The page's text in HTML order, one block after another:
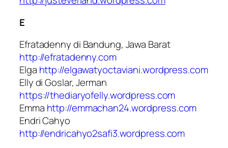
E
Efratadenny di Bandung, Jawa Barat
http://efratadenny.com
Elga http://elgawatyoctaviani.wordpress.com
Elly di Goslar, Jerman
https://thediaryofelly.wordpress.com
Emma http://emmachan24.wordpress.com
Endri Cahyo
http://endricahyo2safi3.wordpress.com